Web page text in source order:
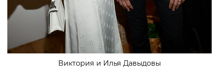
Виктория и Илья Давыдовы